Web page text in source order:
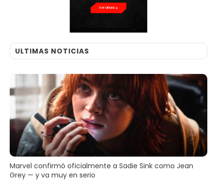
Ver ahora
ULTIMAS NOTICIAS
Marvel confirmó oficialmente a Sadie Sink como Jean
Grey — y va muy en serio